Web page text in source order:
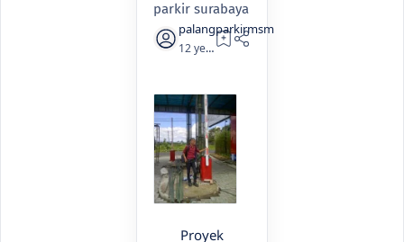
parkir surabaya
12 years ago
Proyek